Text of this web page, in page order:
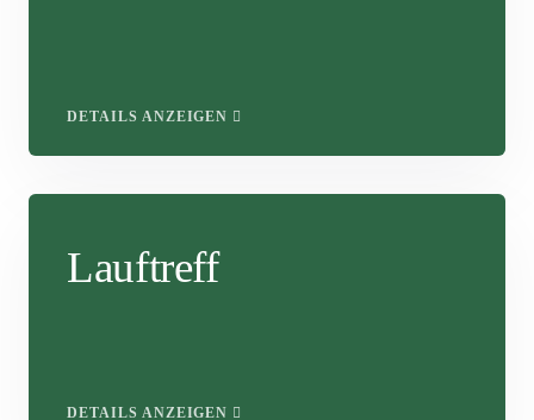
DETAILS ANZEIGEN
Lauftreff
DETAILS ANZEIGEN